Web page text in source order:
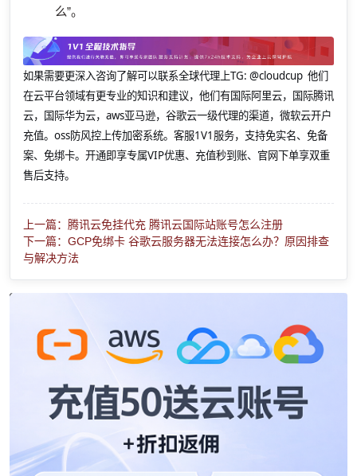
么”。
如果需要更深入咨询了解可以联系全球代理上TG: @cloudcup 他们
在云平台领域有更专业的知识和建议，他们有国际阿里云，国际腾讯
云，国际华为云，aws亚马逊，谷歌云一级代理的渠道，微软云开户
充值。oss防风控上传加密系统。客服1V1服务，支持免实名、免备
案、免绑卡。开通即享专属VIP优惠、充值秒到账、官网下单享双重
售后支持。
上一篇：腾讯云免挂代充 腾讯云国际站账号怎么注册
下一篇：GCP免绑卡 谷歌云服务器无法连接怎么办？原因排查
与解决方法